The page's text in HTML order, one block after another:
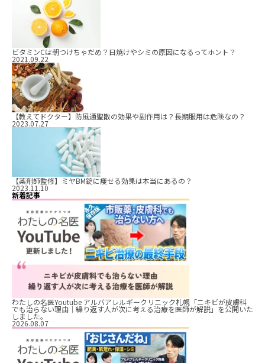
ビタミンCは朝つけちゃだめ？日焼けやシミの原因になるってホント？
2021.09.22
【教えてドクター】防風通聖散の効果や副作用は？長期服用は危険なの？
2023.07.27
【薬剤師監修】ミヤBM錠に痩せる効果は本当にあるの？
2023.11.10
新着記事
わたしの名医Youtube アルバアレルギークリニック札幌「ニキビが皮膚科
でも治らない理由｜繰り返す人が次に考える治療を医師が解説」を公開いた
しました。
2026.08.07